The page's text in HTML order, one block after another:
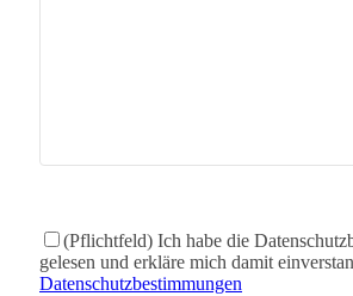
(Pflichtfeld) Ich habe die
gelesen und erkläre mich damit
Datenschutzbestimmungen